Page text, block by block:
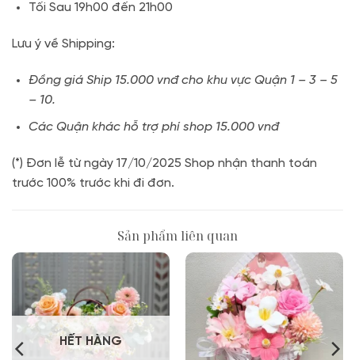
Tối Sau 19h00 đến 21h00
Lưu ý về Shipping:
Đồng giá Ship 15.000 vnđ cho khu vực Quận 1 – 3 – 5
– 10.
Các Quận khác hỗ trợ phí shop 15.000 vnđ
(*) Đơn lễ từ ngày 17/10/2025 Shop nhận thanh toán
trước 100% trước khi đi đơn.
Sản phẩm liên quan
HẾT HÀNG